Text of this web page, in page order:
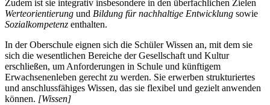
Zudem ist sie integrativ insbesondere in den überfachlichen Zielen
Werteorientierung und Bildung für nachhaltige Entwicklung sowie
Sozialkompetenz enthalten.
In der Oberschule eignen sich die Schüler Wissen an, mit dem sie
sich die wesentlichen Bereiche der Gesellschaft und Kultur
erschließen, um Anforderungen in Schule und künftigem
Erwachsenenleben gerecht zu werden. Sie erwerben strukturiertes
und anschlussfähiges Wissen, das sie flexibel und gezielt anwenden
können. [Wissen]